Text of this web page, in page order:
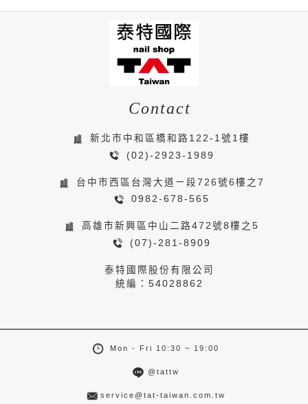
Contact
新北市中和區橋和路122-1號1樓
(02)-2923-1989
台中市西區台灣大道ㄧ段726號6樓之7
0982-678-565
高雄市新興區中山二路472號8樓之5
(07)-281-8909
泰特國際股份有限公司
統編：54028862
Mon - Fri 10:30 ~ 19:00
@tattw
service@tat-taiwan.com.tw